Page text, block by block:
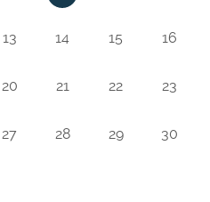
13 14 15 16
20 21 22 23
27 28 29 30